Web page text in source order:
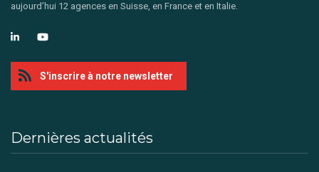
aujourd’hui 12 agences en Suisse, en France et en Italie.
S'inscrire à notre newsletter
Dernières actualités